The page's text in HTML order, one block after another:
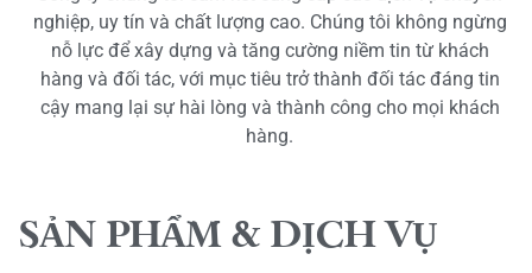
nghiệp, uy tín và chất lượng cao. Chúng tôi không ngừng
nỗ lực để xây dựng và tăng cường niềm tin từ khách
hàng và đối tác, với mục tiêu trở thành đối tác đáng tin
cậy mang lại sự hài lòng và thành công cho mọi khách
hàng.
SẢN PHẨM & DỊCH VỤ